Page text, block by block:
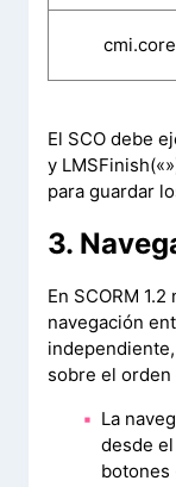
El SCO debe
y
para guardar
3.
En SCORM
navegación
sobre el
La
desde
botones